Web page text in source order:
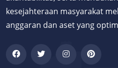
kesejahteraan masyarakat
anggaran dan aset yang